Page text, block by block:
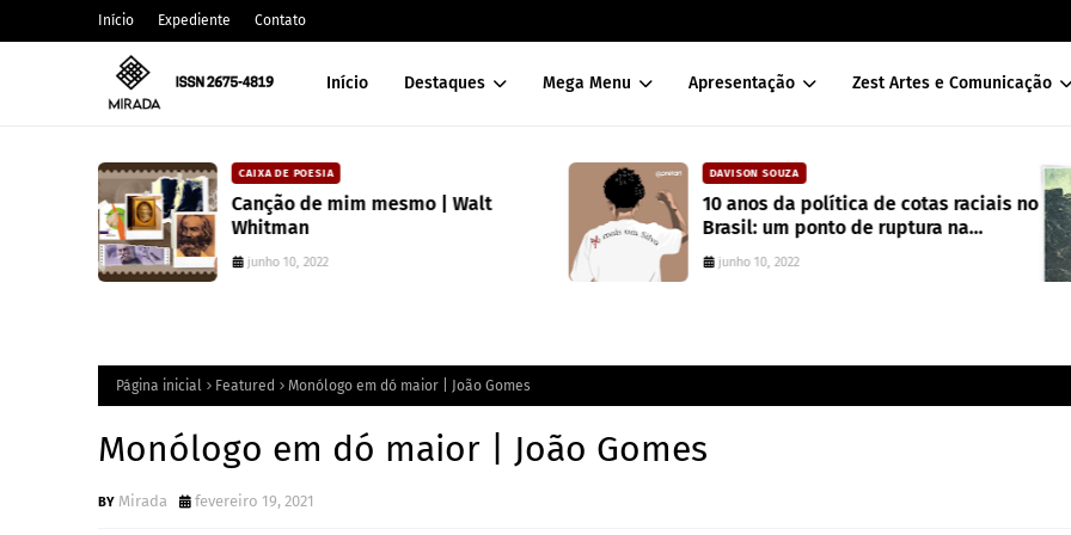
Início Expediente Contato
Início Destaques Mega Menu Apresentação Zest Artes e Comunicação
CAIXA DE POESIA
Canção de mim mesmo | Walt
Whitman
junho 10, 2022
DAVISON SOUZA
10 anos da política de cotas raciais no
Brasil: um ponto de ruptura na
colonialidade
junho 10, 2022
Página inicial Featured Monólogo em dó maior | João Gomes
Monólogo em dó maior | João Gomes
Mirada fevereiro 19, 2021